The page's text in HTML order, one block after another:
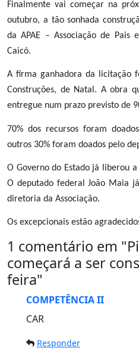
Finalmente vai começar na
outubro, a tão sonhada
da APAE – Associação de Pais
Caicó.
A firma ganhadora da licitação
Construções, de Natal. A obra
entregue num prazo previsto de
70% dos recursos foram
outros 30% foram doados pelo
O Governo do Estado já liberou
O deputado federal João Maia
diretoria da Associação.
Os excepcionais estão
1 comentário em "
começará a ser
feira"
COMPETÊNCIA II
CAR
Responder